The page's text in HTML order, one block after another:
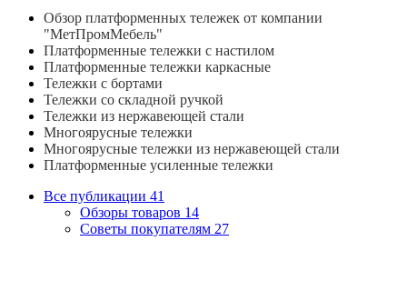
Обзор платформенных тележек от компании
"МетПромМебель"
Платформенные тележки с настилом
Платформенные тележки каркасные
Тележки с бортами
Тележки со складной ручкой
Тележки из нержавеющей стали
Многоярусные тележки
Многоярусные тележки из нержавеющей стали
Платформенные усиленные тележки
Все публикации 41
Обзоры товаров 14
Советы покупателям 27